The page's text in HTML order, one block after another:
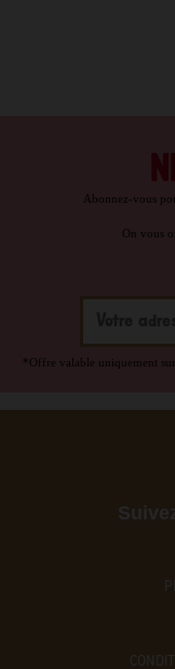
Abonnez-vous
On vous
*Offre valable uniquement